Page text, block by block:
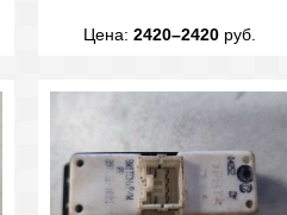
Цена: 2420–2420руб.